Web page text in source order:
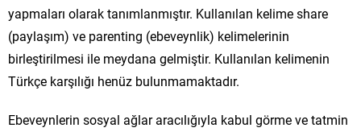
yapmaları olarak tanımlanmıştır. Kullanılan kelime share
(paylaşım) ve parenting (ebeveynlik) kelimelerinin
birleştirilmesi ile meydana gelmiştir. Kullanılan kelimenin
Türkçe karşılığı henüz bulunmamaktadır.
Ebeveynlerin sosyal ağlar aracılığıyla kabul görme ve tatmin